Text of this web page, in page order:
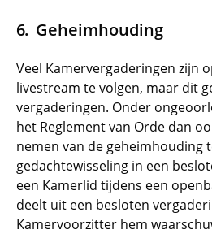
Geheimhouding
Veel Kamervergaderingen zijn
livestream te volgen, maar dit
vergaderingen. Onder
het Reglement van Orde dan
nemen van de geheimhouding
gedachtewisseling in een
een Kamerlid tijdens een
deelt uit een besloten
Kamervoorzitter hem